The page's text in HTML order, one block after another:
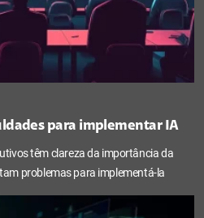
para implementar IA
têm clareza da importância da
problemas para implementá-la